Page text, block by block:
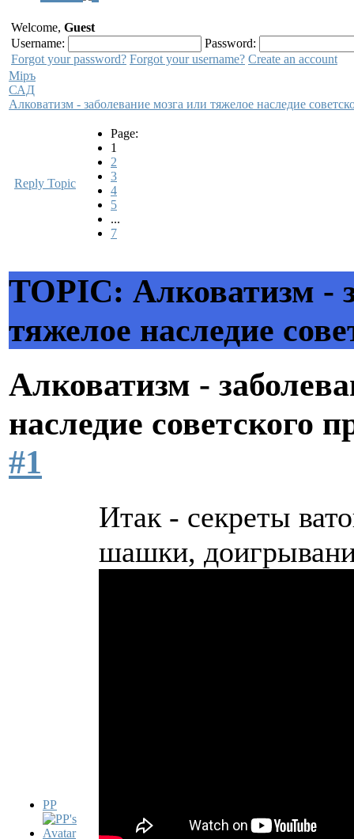
Welcome, Guest
Username:
Password:
Forgot your password? Forgot your username? Create an account
Мiръ
САД
Алковатизм - заболевание мозга или тяжелое наследие
Reply Topic
Page:
1
2
3
4
5
...
7
TOPIC: Алковатизм -
тяжелое наследие
Алковатизм -
наследие советского
#1
PP
Итак - секреты
шашки,